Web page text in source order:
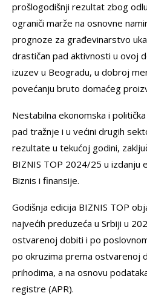
prošlogodišnji rezultat zbog
ograniči marže na osnovne
prognoze za građevinarstvo
drastičan pad aktivnosti u ovoj
izuzev u Beogradu, u dobroj
povećanju bruto domaćeg
Nestabilna ekonomska i
pad tražnje i u većini drugih
rezultate u tekućoj godini,
BIZNIS TOP 2024/25 u izdanju
Biznis i finansije.
Godišnja edicija BIZNIS TOP
najvećih preduzeća u Srbiji u
ostvarenoj dobiti i po
po okruzima prema ostvarenoj
prihodima, a na osnovu
registre (APR).